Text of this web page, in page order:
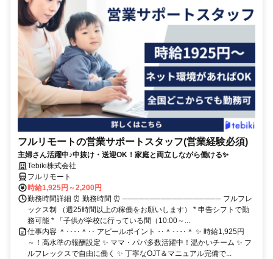
フルリモートの営業サポートスタッフ(営業経験必須)
主婦さん活躍中♪中抜け・送迎OK！家庭と両立しながら働ける✨
Tebiki株式会社
フルリモート
時給1,925円～2,200円
勤務時間詳細 ⏰ 勤務時間 ⏰ ────────────────── フルフレ
ックス制 （週25時間以上の稼働をお願いします） * 申告シフトで勤
務可能 * 「子供が学校に行っている間（10:00～...
仕事内容 ＊‥‥＊‥ アピールポイント ‥＊‥‥＊ ✨ 時給1,925円
～！高水準の報酬設定 ✨ ママ・パパ多数活躍中！温かいチーム ✨ フ
ルフレックスで自由に働く ✨ 丁寧なOJT＆マニュアル完備で...